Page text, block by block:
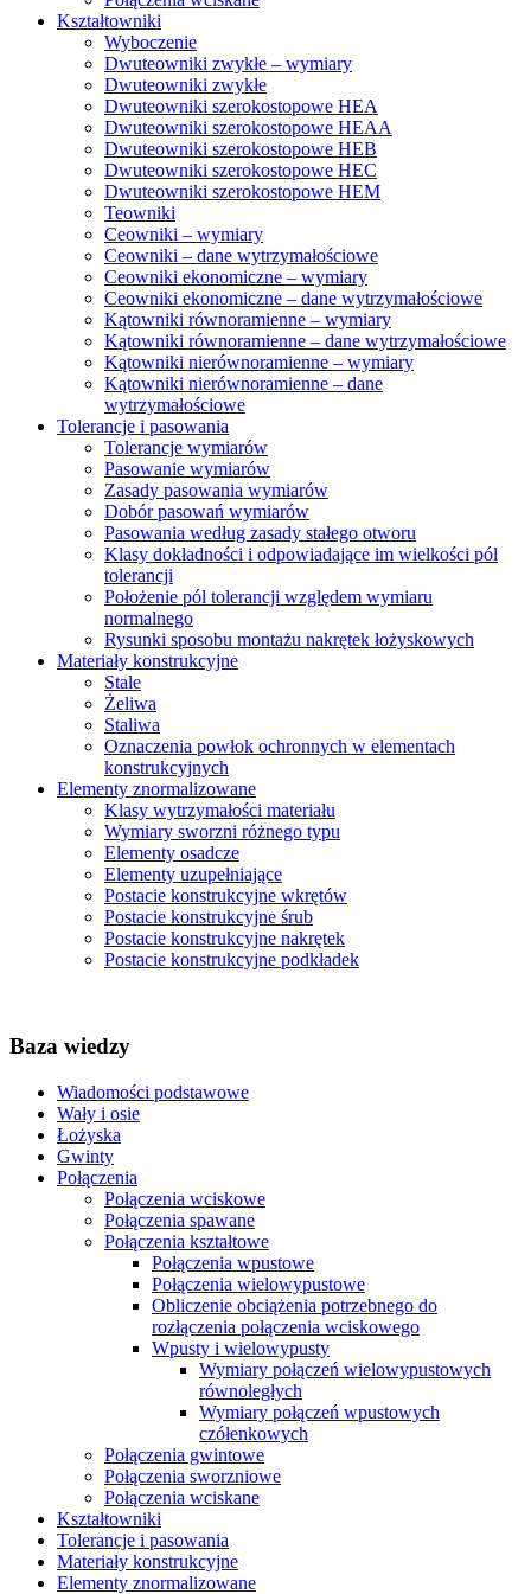
Kształtowniki
Wyboczenie
Dwuteowniki zwykłe – wymiary
Dwuteowniki zwykłe
Dwuteowniki szerokostopowe HEA
Dwuteowniki szerokostopowe HEAA
Dwuteowniki szerokostopowe HEB
Dwuteowniki szerokostopowe HEC
Dwuteowniki szerokostopowe HEM
Teowniki
Ceowniki – wymiary
Ceowniki – dane wytrzymałościowe
Ceowniki ekonomiczne – wymiary
Ceowniki ekonomiczne – dane wytrzymałościowe
Kątowniki równoramienne – wymiary
Kątowniki równoramienne – dane wytrzymałościowe
Kątowniki nierównoramienne – wymiary
Kątowniki nierównoramienne – dane
wytrzymałościowe
Tolerancje i pasowania
Tolerancje wymiarów
Pasowanie wymiarów
Zasady pasowania wymiarów
Dobór pasowań wymiarów
Pasowania według zasady stałego otworu
Klasy dokładności i odpowiadające im wielkości pól
tolerancji
Położenie pól tolerancji względem wymiaru
normalnego
Rysunki sposobu montażu nakrętek łożyskowych
Materiały konstrukcyjne
Stale
Żeliwa
Staliwa
Oznaczenia powłok ochronnych w elementach
konstrukcyjnych
Elementy znormalizowane
Klasy wytrzymałości materiału
Wymiary sworzni różnego typu
Elementy osadcze
Elementy uzupełniające
Postacie konstrukcyjne wkrętów
Postacie konstrukcyjne śrub
Postacie konstrukcyjne nakrętek
Postacie konstrukcyjne podkładek
Baza wiedzy
Wiadomości podstawowe
Wały i osie
Łożyska
Gwinty
Połączenia
Połączenia wciskowe
Połączenia spawane
Połączenia kształtowe
Połączenia wpustowe
Połączenia wielowypustowe
Obliczenie obciążenia potrzebnego do
rozłączenia połączenia wciskowego
Wpusty i wielowypusty
Wymiary połączeń wielowypustowych
równoległych
Wymiary połączeń wpustowych
czółenkowych
Połączenia gwintowe
Połączenia sworzniowe
Połączenia wciskane
Kształtowniki
Tolerancje i pasowania
Materiały konstrukcyjne
Elementy znormalizowane